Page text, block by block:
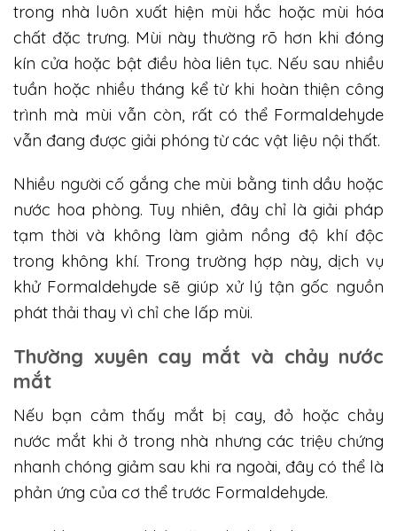
trong nhà luôn xuất hiện mùi hắc hoặc mùi hóa
chất đặc trưng. Mùi này thường rõ hơn khi đóng
kín cửa hoặc bật điều hòa liên tục. Nếu sau nhiều
tuần hoặc nhiều tháng kể từ khi hoàn thiện công
trình mà mùi vẫn còn, rất có thể Formaldehyde
vẫn đang được giải phóng từ các vật liệu nội thất.
Nhiều người cố gắng che mùi bằng tinh dầu hoặc
nước hoa phòng. Tuy nhiên, đây chỉ là giải pháp
tạm thời và không làm giảm nồng độ khí độc
trong không khí. Trong trường hợp này, dịch vụ
khử Formaldehyde sẽ giúp xử lý tận gốc nguồn
phát thải thay vì chỉ che lấp mùi.
Thường xuyên cay mắt và chảy nước
mắt
Nếu bạn cảm thấy mắt bị cay, đỏ hoặc chảy
nước mắt khi ở trong nhà nhưng các triệu chứng
nhanh chóng giảm sau khi ra ngoài, đây có thể là
phản ứng của cơ thể trước Formaldehyde.